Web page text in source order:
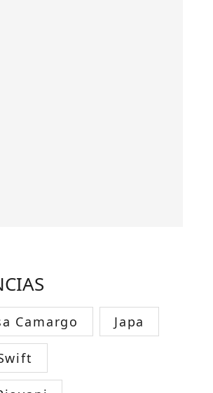
Camargo Japa